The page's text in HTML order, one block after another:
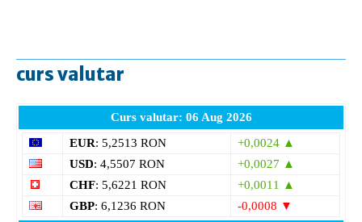
curs valutar
Curs valutar: 06 Aug 2026
EUR: 5,2513 RON
+0,0024 ▲
USD: 4,5507 RON
+0,0027 ▲
CHF: 5,6221 RON
+0,0011 ▲
GBP: 6,1236 RON
-0,0008 ▼